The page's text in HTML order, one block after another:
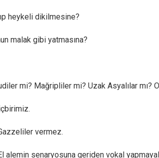
heykeli dikilmesine?
malak gibi yatmasına?
mi? Mağripliler mi? Uzak Asyalılar mı?
vermez.
alemin senaryosuna geriden vokal